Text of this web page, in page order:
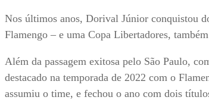
Nos últimos anos, Dorival Júnior conquistou
Flamengo – e uma Copa Libertadores,
Além da passagem exitosa pelo São Paulo,
destacado na temporada de 2022 com o
assumiu o time, e fechou o ano com dois